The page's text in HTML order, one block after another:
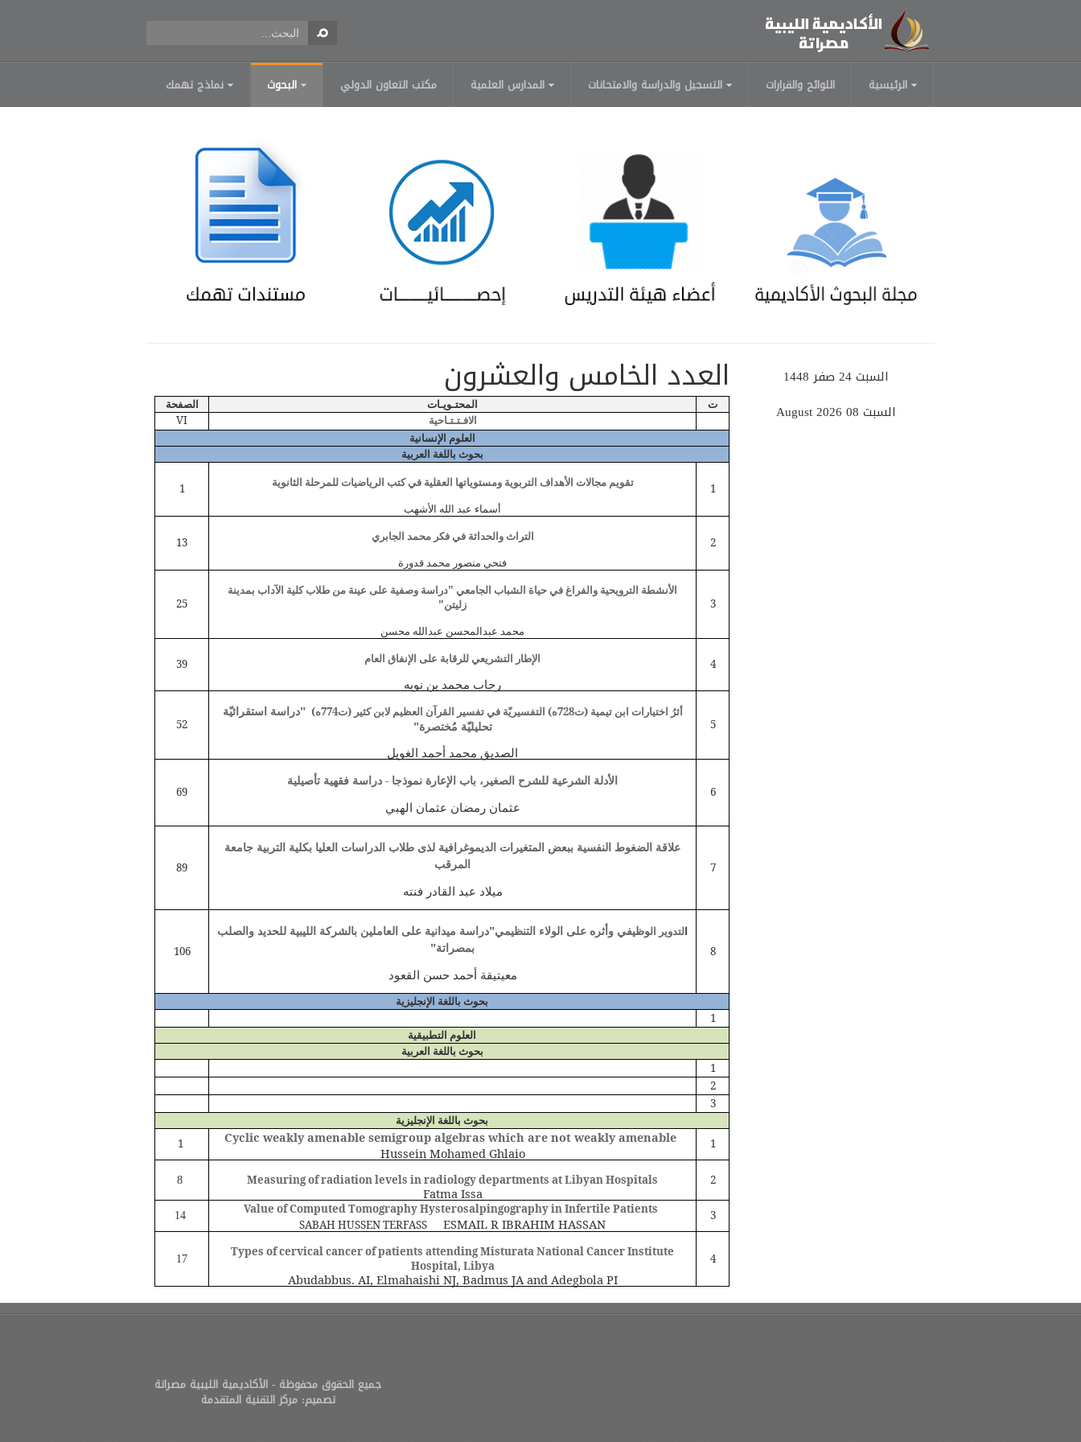
الرئيسية اللوائح والقرارات التسجيل والدراسة والامتحانات المدارس العلمية مكتب التعاون الدولي البحوث نماذج تهمك
العدد الخامس والعشرون
ت المحتـويـات
الصفحة
الافـتـتـاحية
VI
العلوم الإنسانية
بحوث باللغة العربية
1
تقويم مجالات الأهداف التربوية ومستوياتها العقلية في كتب الرياضيات للمرحلة الثانوية
أسماء عبد الله الأشهب
1
2
التراث والحداثة في فكر محمد الجابري
فتحي منصور محمد قدورة
13
3
الأنشطة الترويحية والفراغ في حياة الشباب الجامعي "دراسة وصفية على عينة من طلاب كلية الآداب بمدينة
زليتن"
محمد عبدالمحسن عبدالله محسن
25
4 الإطار التشريعي للرقابة على الإنفاق العام
رحاب محمد بن نوبه
39
5
أثرُ اختيارات ابن تيمية (ت728ه) التفسيريّة في تفسير القرآن العظيم لابن كثير (ت774ه)
"دراسة استقرائيّة
تحليليّة مُختصرة"
الصديق محمد أحمد الغويل
52
6
الأدلة الشرعية للشرح الصغير، باب الإعارة نموذجا - دراسة فقهية تأصيلية
عثمان رمضان عثمان الهبي
69
7
علاقة الضغوط النفسية ببعض المتغيرات الديموغرافية لذى طلاب الدراسات العليا بكلية التربية جامعة
المرقب
ميلاد عبد القادر فنته
89
8
التدوير الوظيفي وأثره على الولاء التنظيمي"دراسة ميدانية على العاملين بالشركة الليبية للحديد والصلب
بمصراتة"
معيتيقة أحمد حسن القعود
106
بحوث باللغة الإنجليزية
1
العلوم التطبيقية
بحوث باللغة العربية
1
2
3
بحوث باللغة الإنجليزية
1
Cyclic weakly amenable semigroup algebras which are not weakly amenable
Hussein Mohamed Ghlaio
2
Measuring of radiation levels in radiology departments at Libyan Hospitals
Fatma Issa
3
Value of Computed Tomography Hysterosalpingography in Infertile Patients
SABAH HUSSEN TERFASS ESMAIL R IBRAHIM HASSAN
14
4
Types of cervical cancer of patients attending Misturata National Cancer Institute
Hospital, Libya
Abudabbus. AI, Elmahaishi NJ, Badmus JA and Adegbola PI
17
السبت 24 صفر 1448
السبت 08 August 2026
جميع الحقوق محفوظة - الأكاديمية الليبية مصراتة
تصميم: مركز التقنية المتقدمة